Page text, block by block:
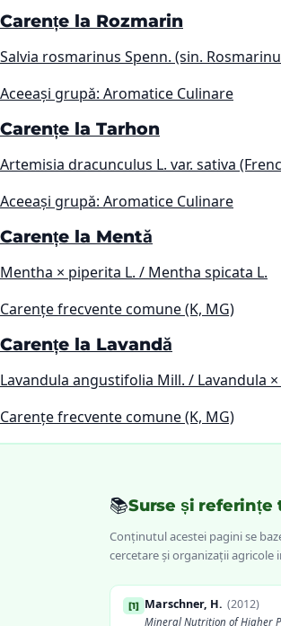
Carențe la Rozmarin
Salvia rosmarinus Spenn. (sin.
Aceeași grupă: Aromatice Culinare
Carențe la Tarhon
Artemisia dracunculus L. var. sativa
Aceeași grupă: Aromatice Culinare
Carențe la Mentă
Mentha × piperita L. / Mentha spicata L.
Carențe frecvente comune (K, MG)
Carențe la Lavandă
Lavandula angustifolia Mill. / Lavandula
Carențe frecvente comune (K, MG)
📚Surse și referințe
Conținutul acestei pagini se
cercetare și organizații agricole
[1] Marschner, H. (2012)
Mineral Nutrition of Higher